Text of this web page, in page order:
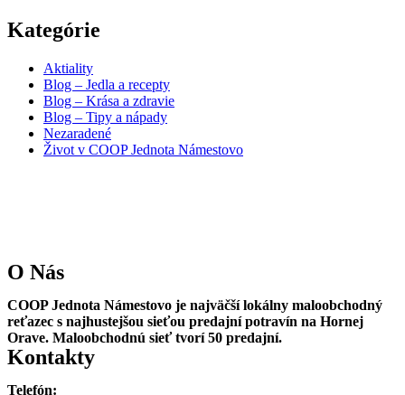
Kategórie
Aktiality
Blog – Jedla a recepty
Blog – Krása a zdravie
Blog – Tipy a nápady
Nezaradené
Život v COOP Jednota Námestovo
O Nás
COOP Jednota Námestovo je najväčší lokálny maloobchodný
reťazec s najhustejšou sieťou predajní potravín na Hornej
Orave. Maloobchodnú sieť tvorí 50 predajní.
Kontakty
Telefón: